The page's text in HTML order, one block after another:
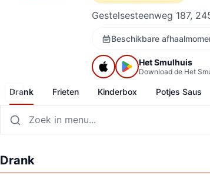
Gestelsesteenweg 187,
Beschikbare
Het Smulhuis
Download de Het
Drank Frieten Kinderbox Potjes Saus
Drank